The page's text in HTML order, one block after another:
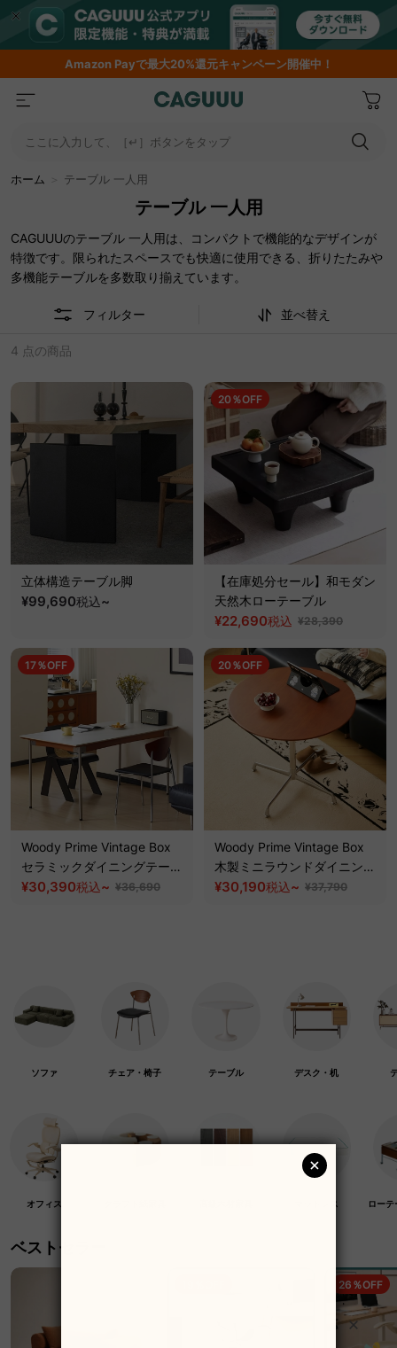
AmazonPayで最大20%還元キャンペーン開催中！
ここに入力して、［↵］ボタンをタップ
ホーム テーブル 一人用
テーブル 一人用
CAGUUUのテーブル 一人用は、コンパクトで機能的なデザインが
特徴です。限られたスペースでも快適に使用できる、折りたたみや
多機能テーブルを多数取り揃えています。
フィルター 並べ替え
4 点の商品
立体構造テーブル脚
¥99,690税込~
20％OFF
【在庫処分セール】和モダン
天然木ローテーブル
¥22,690税込 ¥28,390
17％OFF
Woody Prime Vintage Box
セラミックダイニングテーブ
ル【高級天然ツゲ材】
¥30,390税込~ ¥36,690
20％OFF
Woody Prime Vintage Box
木製ミニラウンドダイニング
テーブル【高級天然ツゲ材】
¥30,190税込~ ¥37,790
ソファ チェア・椅子 テーブル デスク・机
オフィス マットレス ロー
ベストセラー
26％OFF